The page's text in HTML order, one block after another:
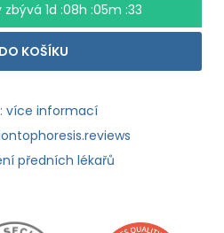
zbývá 1d :08h :05m :32
DO KOŠÍKU
více informací
předních lékařů